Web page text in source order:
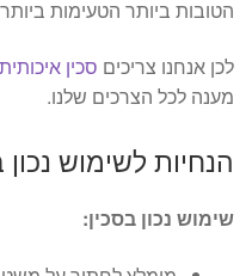
הטובות ביותר הטעימות
לכן אנחנו צריכים סכין
מענה לכל הצרכים שלנו.
הנחיות לשימוש
שימוש נכון בסכין: